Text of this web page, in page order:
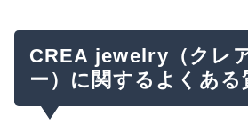
CREA jewelry（クレ
ー）に関するよくある